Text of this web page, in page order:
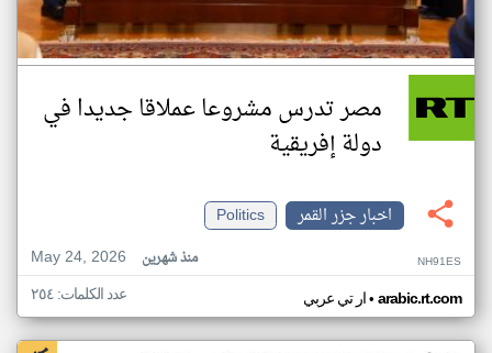
مصر تدرس مشروعا عملاقا جديدا في
دولة إفريقية
اخبار جزر القمر
Politics
May 24, 2026
منذ شهرين NH91ES
ار تي عربي• arabic.rt.com عدد الكلمات: ٢٥٤